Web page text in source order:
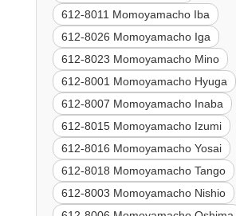
612-8011 Momoyamacho Iba
612-8026 Momoyamacho Iga
612-8023 Momoyamacho Mino
612-8001 Momoyamacho Hyuga
612-8007 Momoyamacho Inaba
612-8015 Momoyamacho Izumi
612-8016 Momoyamacho Yosai
612-8018 Momoyamacho Tango
612-8003 Momoyamacho Nishio